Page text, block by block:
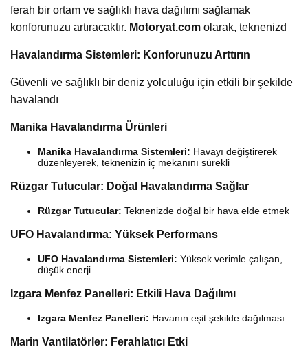
ferah bir ortam ve sağlıklı hava dağılımı sağlamak
konforunuzu artıracaktır. Motoryat.com olarak, teknenizd
Havalandırma Sistemleri: Konforunuzu Arttırın
Güvenli ve sağlıklı bir deniz yolculuğu için etkili bir şekilde
havalandı
Manika Havalandırma Ürünleri
Manika Havalandırma Sistemleri: Havayı değiştirerek
düzenleyerek, teknenizin iç mekanını sürekli
Rüzgar Tutucular: Doğal Havalandırma Sağlar
Rüzgar Tutucular: Teknenizde doğal bir hava elde etmek
UFO Havalandırma: Yüksek Performans
UFO Havalandırma Sistemleri: Yüksek verimle çalışan,
düşük enerji
Izgara Menfez Panelleri: Etkili Hava Dağılımı
Izgara Menfez Panelleri: Havanın eşit şekilde dağılması
Marin Vantilatörler: Ferahlatıcı Etki